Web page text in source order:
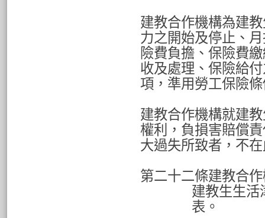
建教合作機構為建
力之開始及停止、
險費負擔、保險費
收及處理、保險給
項，準用勞工保險
建教合作機構就建
權利，負損害賠償
大過失所致者，不
第二十二條建教合
建教生生活
表。